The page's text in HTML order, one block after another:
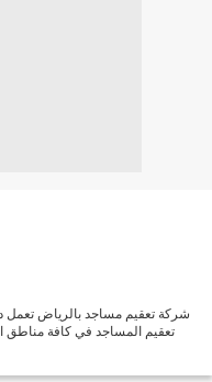
شركة تعقيم مساجد بالرياض تعمل
تعقيم المساجد في كافة